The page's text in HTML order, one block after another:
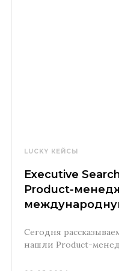
LUCKY КЕЙСЫ
Executive
Product-
Сегодня
нашли Product-